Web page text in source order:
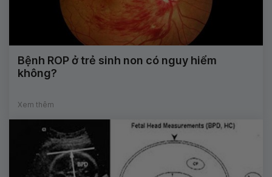
Bệnh ROP ở trẻ sinh non có nguy hiểm
không?
Xem thêm